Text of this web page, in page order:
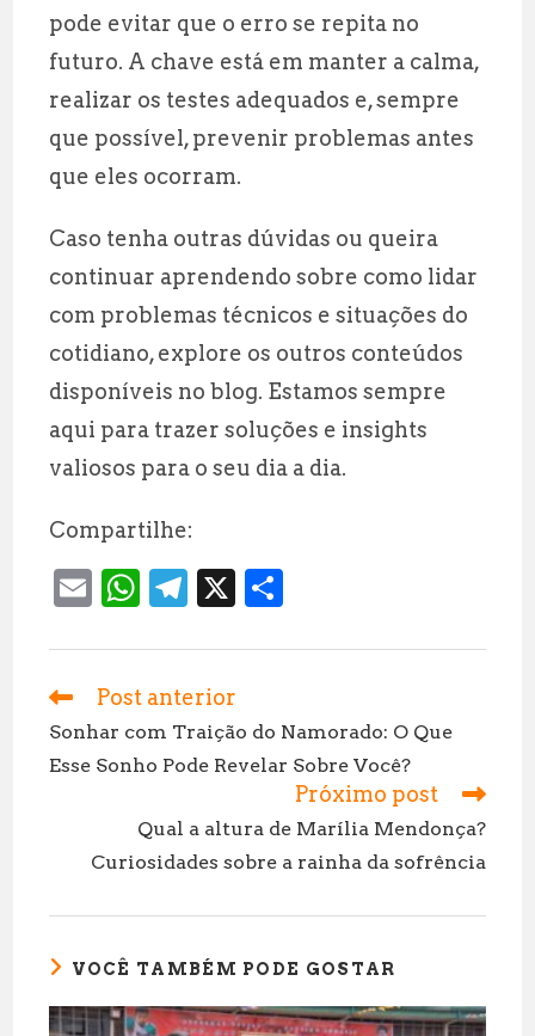
pode evitar que o erro se repita no
futuro. A chave está em manter a calma,
realizar os testes adequados e, sempre
que possível, prevenir problemas antes
que eles ocorram.
Caso tenha outras dúvidas ou queira
continuar aprendendo sobre como lidar
com problemas técnicos e situações do
cotidiano, explore os outros conteúdos
disponíveis no blog. Estamos sempre
aqui para trazer soluções e insights
valiosos para o seu dia a dia.
Compartilhe:
E
ai
l
W
at
s
A
p
p
T
e
g
r
a
m
X
a
e
Leia
artigos
Post anterior
Sonhar com Traição do Namorado: O Que
Esse Sonho Pode Revelar Sobre Você?
Próximo post
Qual a altura de Marília Mendonça?
Curiosidades sobre a rainha da sofrência
VOCÊ TAMBÉM PODE GOSTAR